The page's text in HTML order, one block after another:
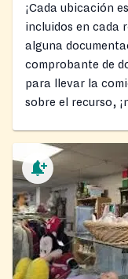
¡Cada ubicación
incluidos en cada
alguna
comprobante de
para llevar la
sobre el recurso,